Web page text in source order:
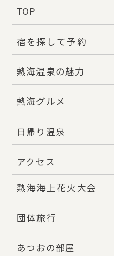
TOP
宿を探して予約
熱海温泉の魅力
熱海グルメ
日帰り温泉
アクセス
熱海海上花火大会
団体旅行
あつおの部屋